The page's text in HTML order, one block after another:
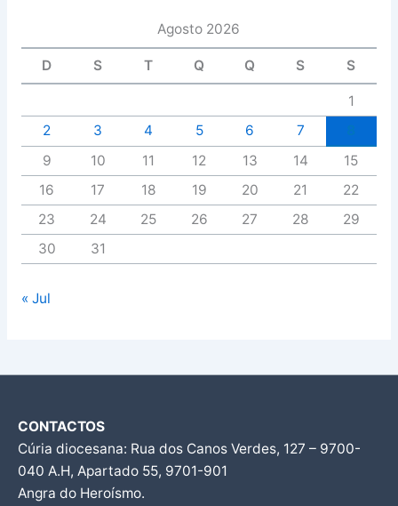
Agosto 2026
D S T Q Q S S
1
2
3 4 5 6 7
9
10 11 12 13 14
15
16
17 18 19 20 21
22
23
24 25 26 27 28
29
30
31
« Jul
CONTACTOS
Cúria diocesana: Rua dos Canos Verdes, 127 – 9700-
040 A.H, Apartado 55, 9701-901
Angra do Heroísmo.